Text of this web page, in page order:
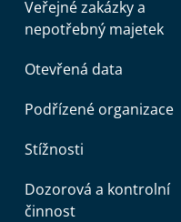
Veřejné zakázky a
nepotřebný majetek
Otevřená data
Podřízené organizace
Stížnosti
Dozorová a kontrolní
činnost